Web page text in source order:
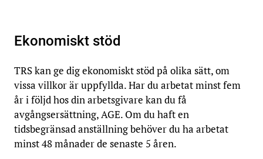
Ekonomiskt stöd
TRS kan ge dig ekonomiskt stöd på olika sätt, om
vissa villkor är uppfyllda. Har du arbetat minst fem
år i följd hos din arbetsgivare kan du få
avgångsersättning, AGE. Om du haft en
tidsbegränsad anställning behöver du ha arbetat
minst 48 månader de senaste 5 åren.